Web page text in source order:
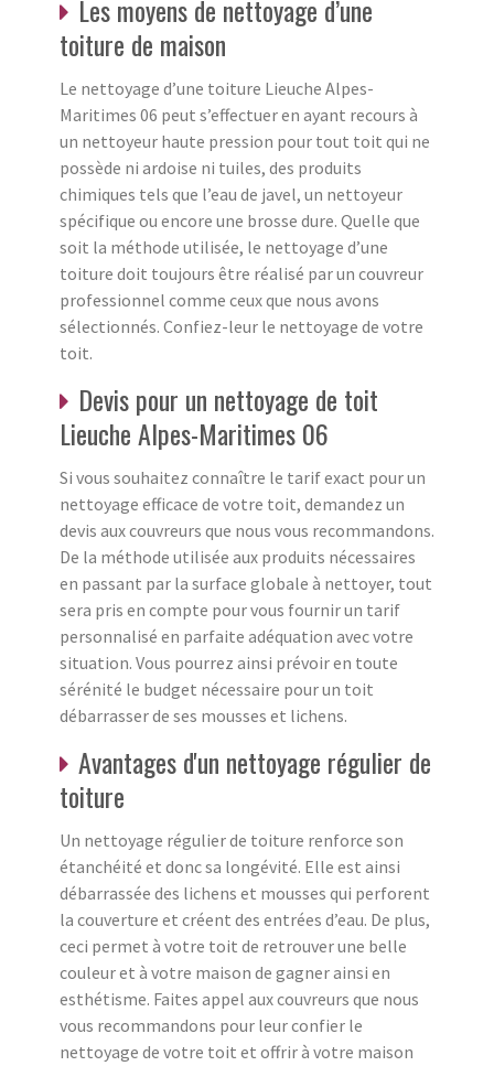
Les moyens de nettoyage d’une
toiture de maison
Le nettoyage d’une toiture Lieuche Alpes-
Maritimes 06 peut s’effectuer en ayant recours à
un nettoyeur haute pression pour tout toit qui ne
possède ni ardoise ni tuiles, des produits
chimiques tels que l’eau de javel, un nettoyeur
spécifique ou encore une brosse dure. Quelle que
soit la méthode utilisée, le nettoyage d’une
toiture doit toujours être réalisé par un couvreur
professionnel comme ceux que nous avons
sélectionnés. Confiez-leur le nettoyage de votre
toit.
Devis pour un nettoyage de toit
Lieuche Alpes-Maritimes 06
Si vous souhaitez connaître le tarif exact pour un
nettoyage efficace de votre toit, demandez un
devis aux couvreurs que nous vous recommandons.
De la méthode utilisée aux produits nécessaires
en passant par la surface globale à nettoyer, tout
sera pris en compte pour vous fournir un tarif
personnalisé en parfaite adéquation avec votre
situation. Vous pourrez ainsi prévoir en toute
sérénité le budget nécessaire pour un toit
débarrasser de ses mousses et lichens.
Avantages d'un nettoyage régulier de
toiture
Un nettoyage régulier de toiture renforce son
étanchéité et donc sa longévité. Elle est ainsi
débarrassée des lichens et mousses qui perforent
la couverture et créent des entrées d’eau. De plus,
ceci permet à votre toit de retrouver une belle
couleur et à votre maison de gagner ainsi en
esthétisme. Faites appel aux couvreurs que nous
vous recommandons pour leur confier le
nettoyage de votre toit et offrir à votre maison